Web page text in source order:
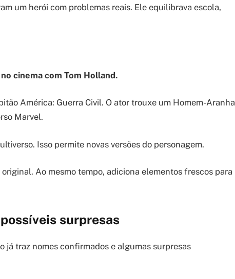
um herói com problemas reais. Ele equilibrava escola,
cinema com Tom Holland.
América: Guerra Civil. O ator trouxe um Homem-Aranha
Marvel.
Isso permite novas versões do personagem.
Ao mesmo tempo, adiciona elementos frescos para
surpresas
já traz nomes confirmados e algumas surpresas